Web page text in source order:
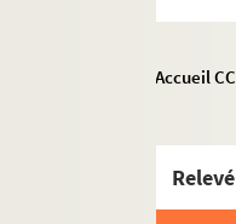
Accueil